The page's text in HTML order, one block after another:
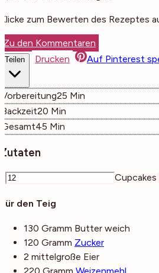
Klicke zum Bewerten des Rezeptes
Zu den Kommentaren
Teilen Drucken Auf Pinterest
Vorbereitung25 Minuten
Min
Backzeit20 Minuten
Min
Gesamt45 Minuten
Min
Zutaten
Cupcakes
Für den Teig
130 Gramm Butter weich
120 Gramm Zucker
2 mittelgroße Eier